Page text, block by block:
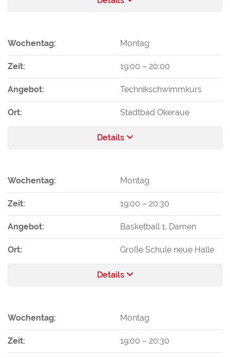
Wochentag: Montag
Zeit: 19:00 – 20:00
Angebot: Technikschwimmkurs
Ort: Stadtbad Okeraue
Details
Wochentag: Montag
Zeit: 19:00 – 20:30
Angebot: Basketball 1. Damen
Ort: Große Schule neue Halle
Details
Wochentag: Montag
Zeit: 19:00 – 20:30